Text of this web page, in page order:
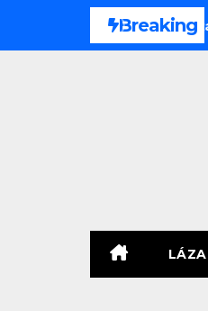
Breaking
catarata congénita tras 23